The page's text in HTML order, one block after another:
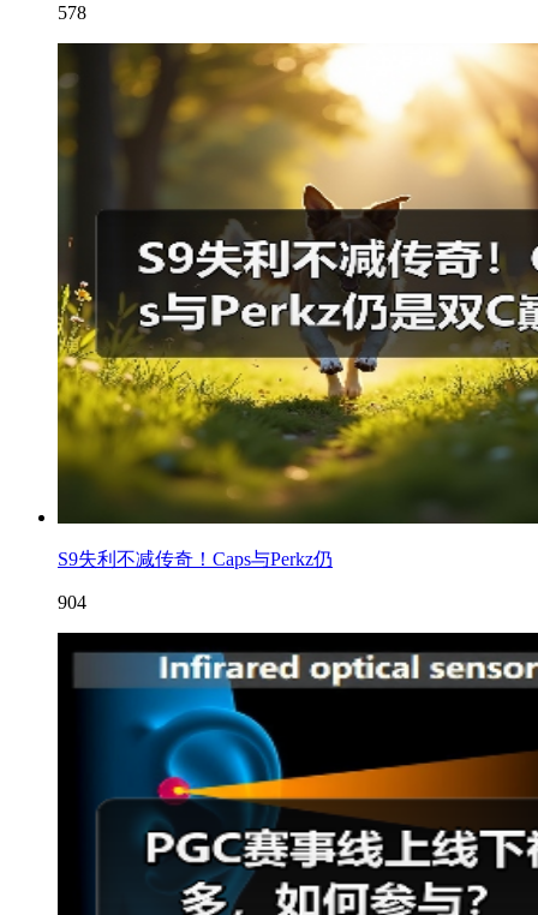
578
S9失利不减传奇！Caps与Perkz仍
904